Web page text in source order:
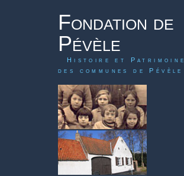
Fondation de
Pévèle
Histoire et Patrimoine
des communes de Pévèle